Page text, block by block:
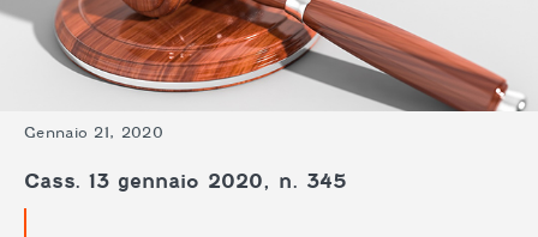
Gennaio 21, 2020
Cass. 13 gennaio 2020, n. 345